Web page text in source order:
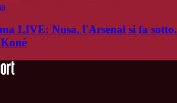
LIVE: Nusa, l'Arsenal si fa sotto.